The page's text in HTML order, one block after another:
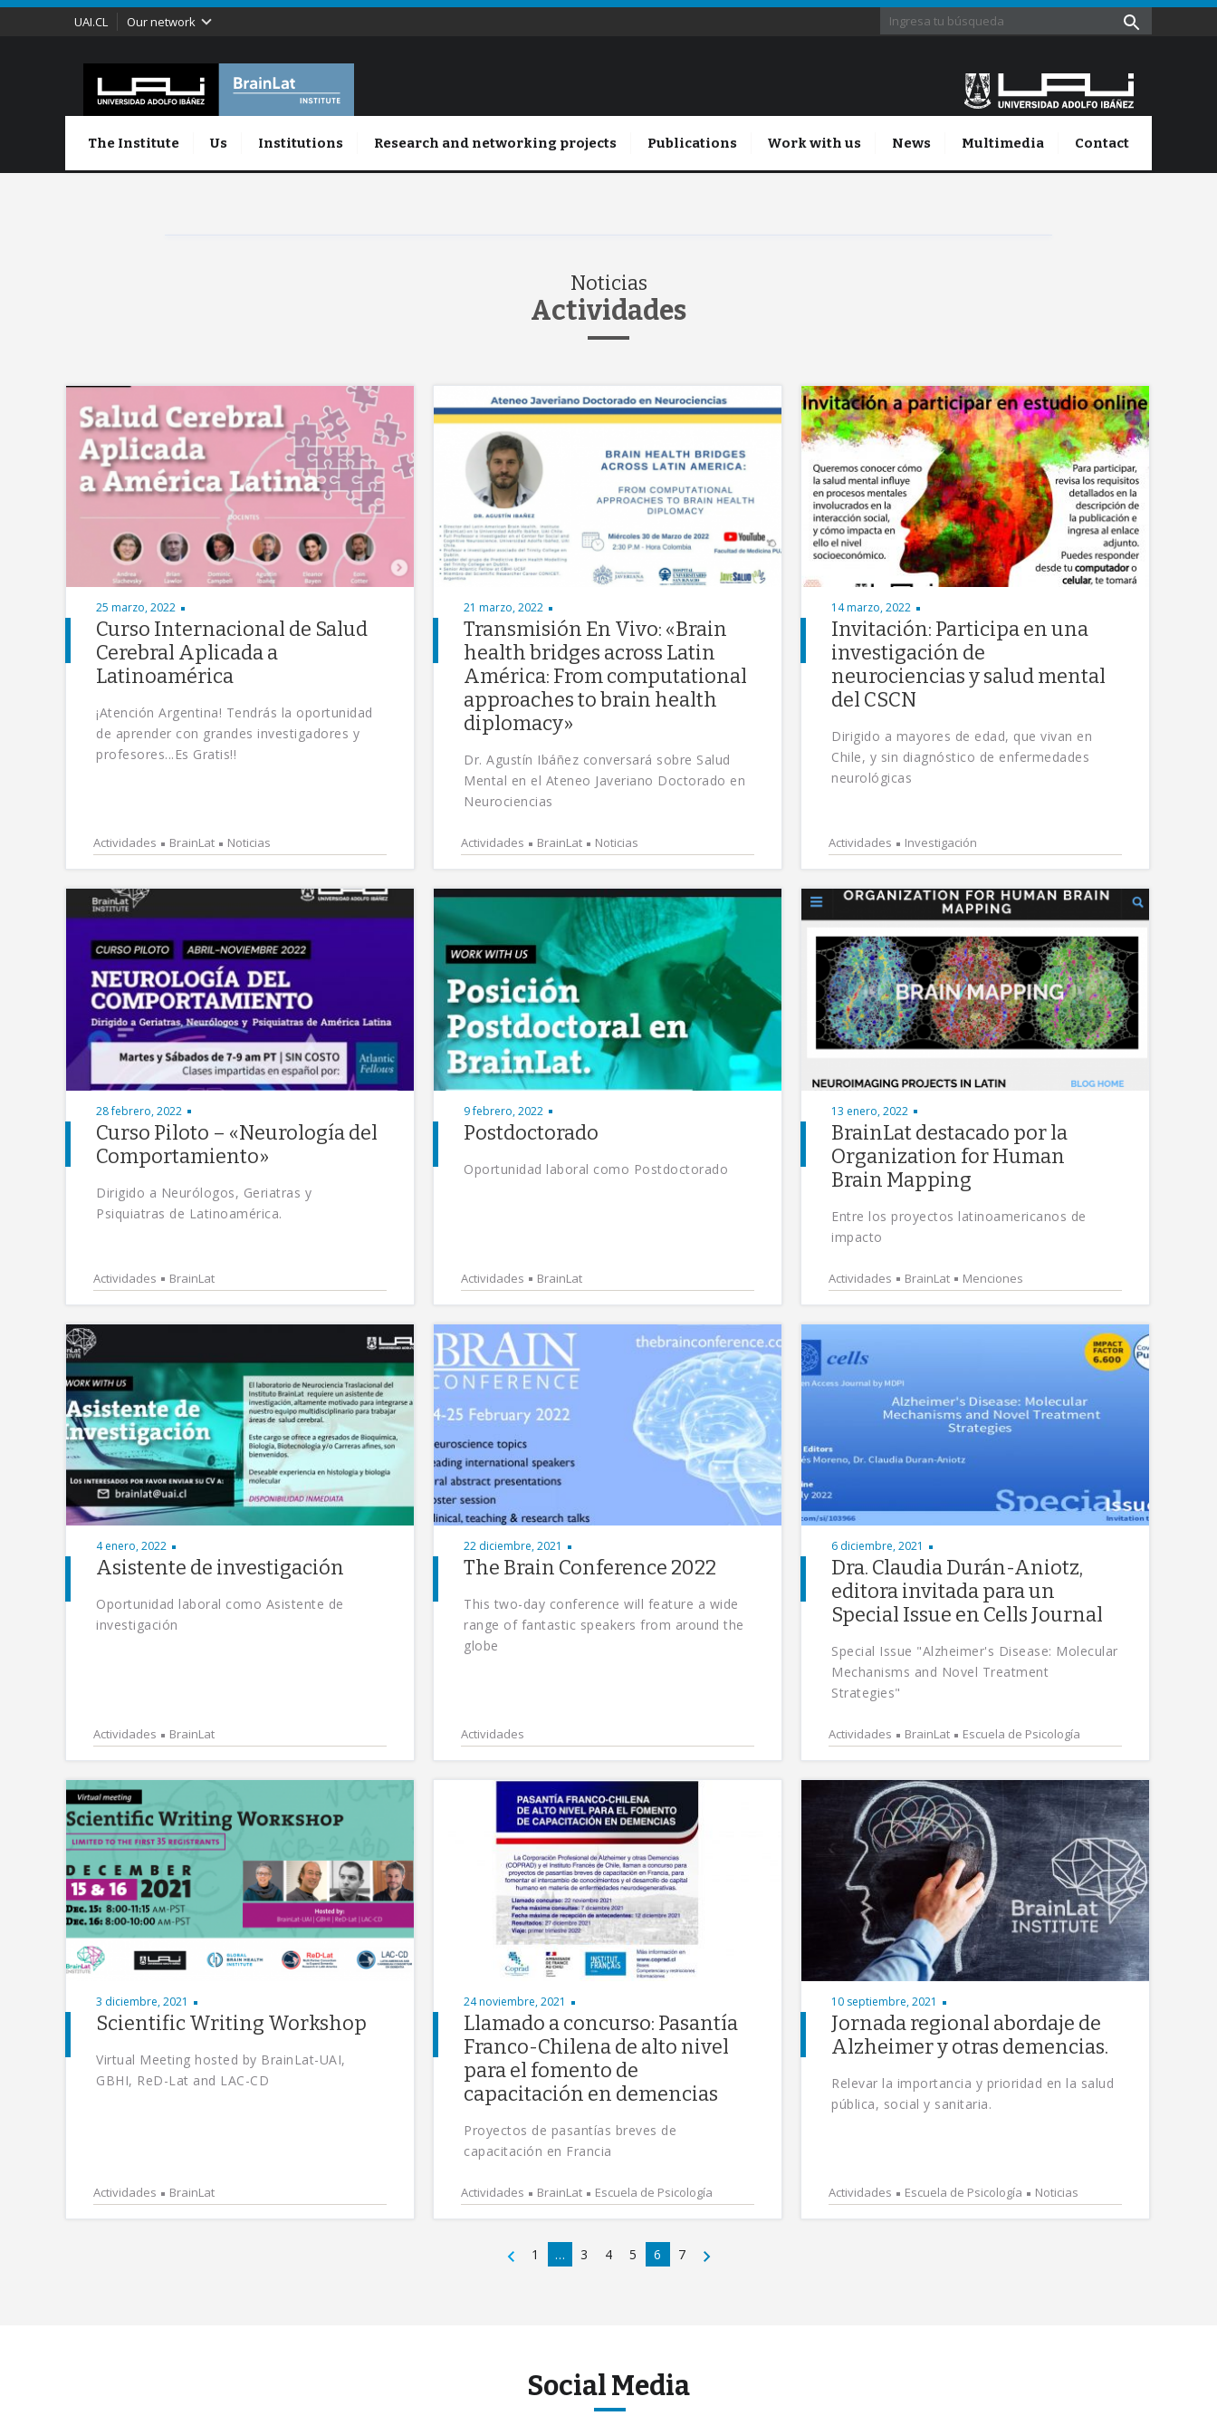
UAI.CL Our network
The Institute Us Institutions Research and networking projects Publications Work with us News Multimedia Contact
Noticias
Actividades
25 marzo, 2022
Curso Internacional de Salud
Cerebral Aplicada a
Latinoamérica
¡Atención Argentina! Tendrás la oportunidad
de aprender con grandes investigadores y
profesores...Es Gratis!!
Actividades BrainLat Noticias
21 marzo, 2022
Transmisión En Vivo: «Brain
health bridges across Latin
América: From computational
approaches to brain health
diplomacy»
Dr. Agustín Ibáñez conversará sobre Salud
Mental en el Ateneo Javeriano Doctorado en
Neurociencias
Actividades BrainLat Noticias
14 marzo, 2022
Invitación: Participa en una
investigación de
neurociencias y salud mental
del CSCN
Dirigido a mayores de edad, que vivan en
Chile, y sin diagnóstico de enfermedades
neurológicas
Actividades Investigación
28 febrero, 2022
Curso Piloto – «Neurología del
Comportamiento»
Dirigido a Neurólogos, Geriatras y
Psiquiatras de Latinoamérica.
Actividades BrainLat
9 febrero, 2022
Postdoctorado
Oportunidad laboral como Postdoctorado
Actividades BrainLat
13 enero, 2022
BrainLat destacado por la
Organization for Human
Brain Mapping
Entre los proyectos latinoamericanos de
impacto
Actividades BrainLat Menciones
4 enero, 2022
Asistente de investigación
Oportunidad laboral como Asistente de
investigación
Actividades BrainLat
22 diciembre, 2021
The Brain Conference 2022
This two-day conference will feature a wide
range of fantastic speakers from around the
globe
Actividades
6 diciembre, 2021
Dra. Claudia Durán-Aniotz,
editora invitada para un
Special Issue en Cells Journal
Special Issue "Alzheimer's Disease: Molecular
Mechanisms and Novel Treatment
Strategies"
Actividades BrainLat Escuela de Psicología
3 diciembre, 2021
Scientific Writing Workshop
Virtual Meeting hosted by BrainLat-UAI,
GBHI, ReD-Lat and LAC-CD
Actividades BrainLat
24 noviembre, 2021
Llamado a concurso: Pasantía
Franco-Chilena de alto nivel
para el fomento de
capacitación en demencias
Proyectos de pasantías breves de
capacitación en Francia
Actividades BrainLat Escuela de Psicología
10 septiembre, 2021
Jornada regional abordaje de
Alzheimer y otras demencias.
Relevar la importancia y prioridad en la salud
pública, social y sanitaria.
Actividades Escuela de Psicología Noticias
1 … 3 4 5 6 7
Social Media